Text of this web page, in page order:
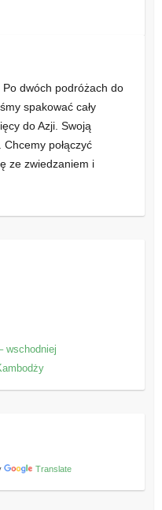
Po dwóch podróżach do
spakować cały
do Azji. Swoją
połączyć
ze zwiedzaniem i
wschodniej
Translate